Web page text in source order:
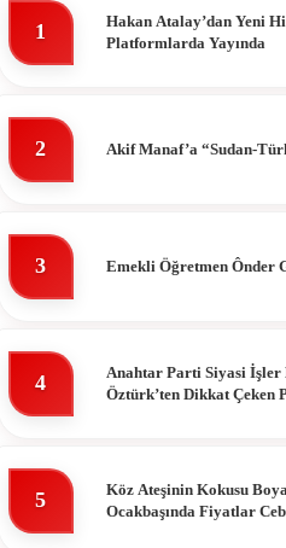
1
Hakan Atalay’dan Yeni
Platformlarda Yayında
2 Akif Manaf’a “Sudan-
3 Emekli Öğretmen Ônder
4
Anahtar Parti Siyasi İşler
Öztürk’ten Dikkat Çeken
5
Köz Ateşinin Kokusu
Ocakbaşında Fiyatlar